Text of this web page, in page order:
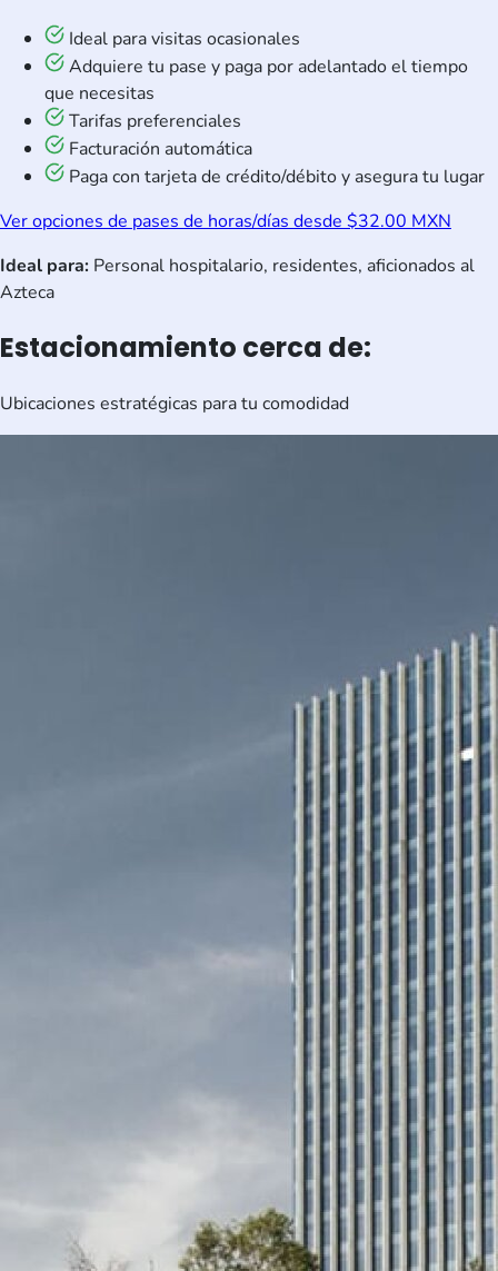
Ideal para visitas ocasionales
Adquiere tu pase y paga por adelantado el tiempo
que necesitas
Tarifas preferenciales
Facturación automática
Paga con tarjeta de crédito/débito y asegura tu lugar
Ver opciones de pases de horas/días desde $32.00 MXN
Ideal para: Personal hospitalario, residentes, aficionados al
Azteca
Estacionamiento cerca de:
Ubicaciones estratégicas para tu comodidad